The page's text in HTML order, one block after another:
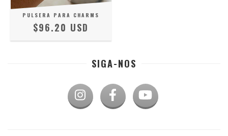
PULSERA PARA CHARMS
$96.20 USD
SIGA-NOS